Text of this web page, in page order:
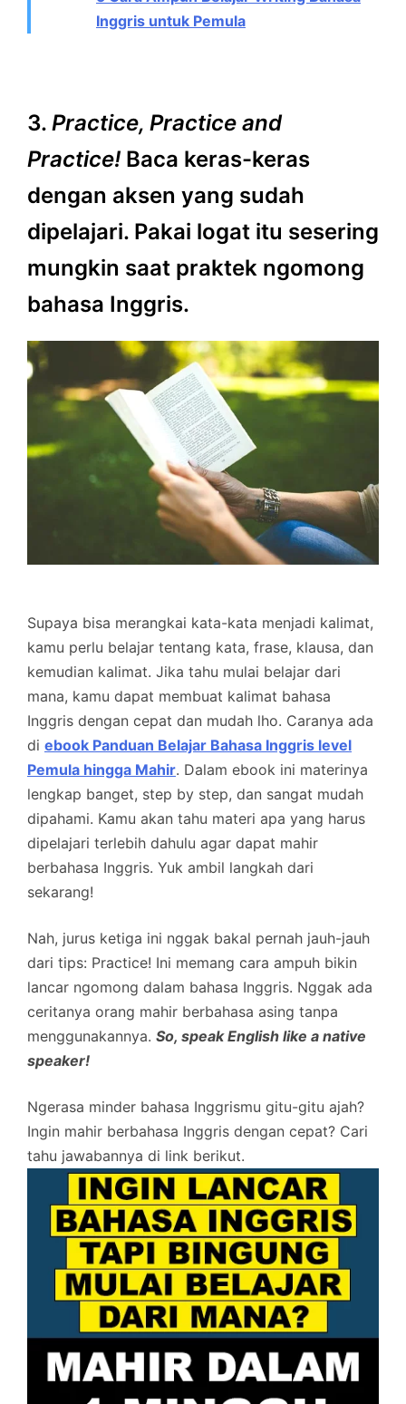
Inggris untuk Pemula
3. Practice, Practice and
Practice! Baca keras-keras
dengan aksen yang sudah
dipelajari. Pakai logat itu sesering
mungkin saat praktek ngomong
bahasa Inggris.
Supaya bisa merangkai kata-kata menjadi kalimat,
kamu perlu belajar tentang kata, frase, klausa, dan
kemudian kalimat. Jika tahu mulai belajar dari
mana, kamu dapat membuat kalimat bahasa
Inggris dengan cepat dan mudah lho. Caranya ada
di ebook Panduan Belajar Bahasa Inggris level
Pemula hingga Mahir. Dalam ebook ini materinya
lengkap banget, step by step, dan sangat mudah
dipahami. Kamu akan tahu materi apa yang harus
dipelajari terlebih dahulu agar dapat mahir
berbahasa Inggris. Yuk ambil langkah dari
sekarang!
Nah, jurus ketiga ini nggak bakal pernah jauh-jauh
dari tips: Practice! Ini memang cara ampuh bikin
lancar ngomong dalam bahasa Inggris. Nggak ada
ceritanya orang mahir berbahasa asing tanpa
menggunakannya. So, speak English like a native
speaker!
Ngerasa minder bahasa Inggrismu gitu-gitu ajah?
Ingin mahir berbahasa Inggris dengan cepat? Cari
tahu jawabannya di link berikut.